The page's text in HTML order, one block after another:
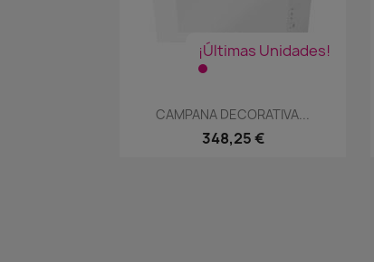
¡Últimas Unidades!
Vista rápida
CAMPANA DECORATIVA...
348,25 €